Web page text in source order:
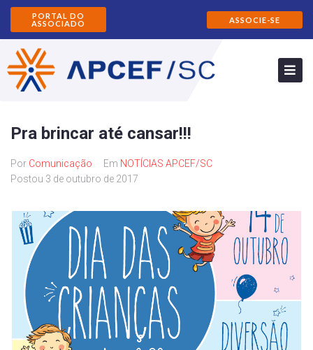
PORTAL DO
ASSOCIADO
ASSOCIE-SE
Pra brincar até cansar!!!
Por Comunicação Em NOTÍCIAS APCEF/SC
Postou 3 de outubro de 2017